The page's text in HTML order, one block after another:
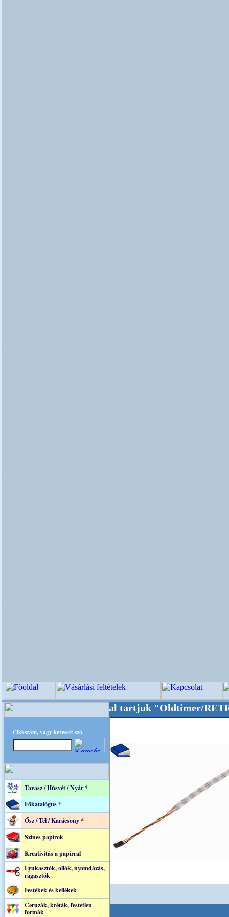
Cikkszám, vagy keresett szó
Tavasz / Húsvét / Nyár *
Főkatalógus *
Ősz / Tél / Karácsony *
Színes papírok
Kreatívitás a papírral
Lyukasztók, ollók, nyomdázás,
ragasztók
Festékek és kellékek
Ceruzák, kréták, festetlen
formák
akarattal tartjuk "Oldtimer/RETRO"